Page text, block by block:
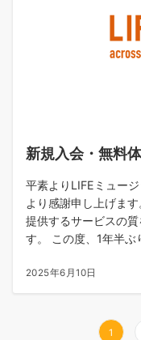
新規入会・無料
平素よりLIFEミュー
より感謝申し上げま
提供するサービスの
す。 この度、1年半
2025年6月10日
1